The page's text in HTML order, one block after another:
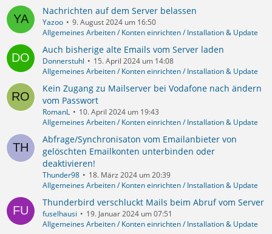
Nachrichten auf dem Server belassen
Yazoo
9. August 2024 um 16:50
Allgemeines Arbeiten / Konten einrichten / Installation & Update
Auch bisherige alte Emails vom Server laden
Donnerstuhl
15. April 2024 um 14:08
Allgemeines Arbeiten / Konten einrichten / Installation & Update
Kein Zugang zu Mailserver bei Vodafone nach ändern
vom Passwort
RomanL
10. April 2024 um 19:43
Allgemeines Arbeiten / Konten einrichten / Installation & Update
Abfrage/Synchronisaton vom Emailanbieter von
gelöschten Emailkonten unterbinden oder
deaktivieren!
Thunder98
18. März 2024 um 20:39
Allgemeines Arbeiten / Konten einrichten / Installation & Update
Thunderbird verschluckt Mails beim Abruf vom Server
fuselhausi
19. Januar 2024 um 07:51
Allgemeines Arbeiten / Konten einrichten / Installation & Update